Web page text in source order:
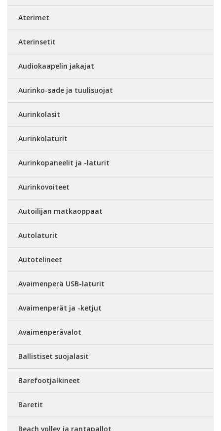
Aterimet
Aterinsetit
Audiokaapelin jakajat
Aurinko-sade ja tuulisuojat
Aurinkolasit
Aurinkolaturit
Aurinkopaneelit ja -laturit
Aurinkovoiteet
Autoilijan matkaoppaat
Autolaturit
Autotelineet
Avaimenperä USB-laturit
Avaimenperät ja -ketjut
Avaimenperävalot
Ballistiset suojalasit
Barefootjalkineet
Baretit
Beach volley ja rantapallot